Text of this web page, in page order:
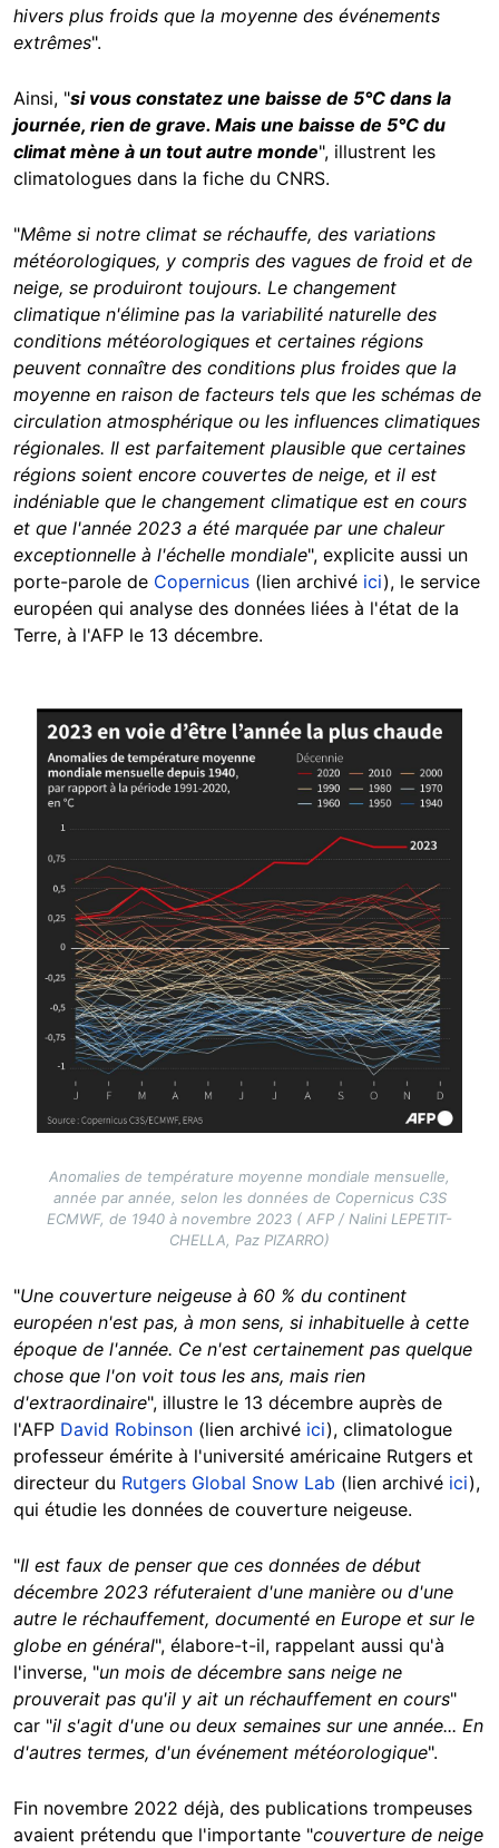
hivers plus froids que la moyenne des événements
extrêmes".
Ainsi, "si vous constatez une baisse de 5°C dans la
journée, rien de grave. Mais une baisse de 5°C du
climat mène à un tout autre monde", illustrent les
climatologues dans la fiche du CNRS.
"Même si notre climat se réchauffe, des variations
météorologiques, y compris des vagues de froid et de
neige, se produiront toujours. Le changement
climatique n'élimine pas la variabilité naturelle des
conditions météorologiques et certaines régions
peuvent connaître des conditions plus froides que la
moyenne en raison de facteurs tels que les schémas de
circulation atmosphérique ou les influences climatiques
régionales. Il est parfaitement plausible que certaines
régions soient encore couvertes de neige, et il est
indéniable que le changement climatique est en cours
et que l'année 2023 a été marquée par une chaleur
exceptionnelle à l'échelle mondiale", explicite aussi un
porte-parole de Copernicus (lien archivé ici), le service
européen qui analyse des données liées à l'état de la
Terre, à l'AFP le 13 décembre.
Image
Anomalies de température moyenne mondiale mensuelle,
année par année, selon les données de Copernicus C3S
ECMWF, de 1940 à novembre 2023 ( AFP / Nalini LEPETIT-
CHELLA, Paz PIZARRO)
"Une couverture neigeuse à 60 % du continent
européen n'est pas, à mon sens, si inhabituelle à cette
époque de l'année. Ce n'est certainement pas quelque
chose que l'on voit tous les ans, mais rien
d'extraordinaire", illustre le 13 décembre auprès de
l'AFP David Robinson (lien archivé ici), climatologue
professeur émérite à l'université américaine Rutgers et
directeur du Rutgers Global Snow Lab (lien archivé ici),
qui étudie les données de couverture neigeuse.
"Il est faux de penser que ces données de début
décembre 2023 réfuteraient d'une manière ou d'une
autre le réchauffement, documenté en Europe et sur le
globe en général", élabore-t-il, rappelant aussi qu'à
l'inverse, "un mois de décembre sans neige ne
prouverait pas qu'il y ait un réchauffement en cours"
car "il s'agit d'une ou deux semaines sur une année... En
d'autres termes, d'un événement météorologique".
Fin novembre 2022 déjà, des publications trompeuses
avaient prétendu que l'importante "couverture de neige